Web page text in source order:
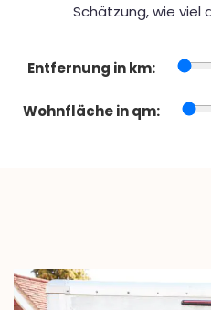
Schätzung, wie viel
Entfernung in km:
Wohnfläche in qm: